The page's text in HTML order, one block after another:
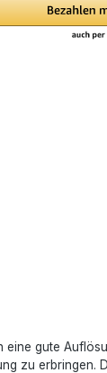
eine gute
zu erbringen.